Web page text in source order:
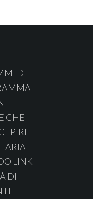
DI
CHE
LINK
DI